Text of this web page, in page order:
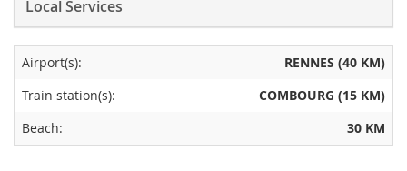
Local Services
Airport(s):
RENNES (40 KM)
Train station(s):
COMBOURG (15 KM)
Beach:
30 KM